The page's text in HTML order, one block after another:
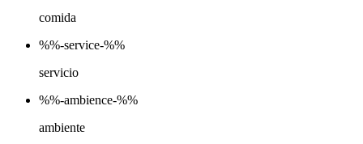
comida
%%-service-%%
servicio
%%-ambience-%%
ambiente